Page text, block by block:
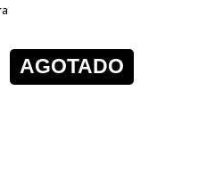
AGOTADO